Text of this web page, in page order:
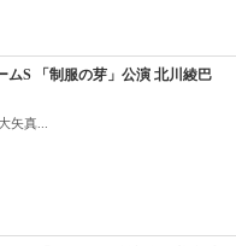
ムS 「制服の芽」公演 北川綾巴
矢真...